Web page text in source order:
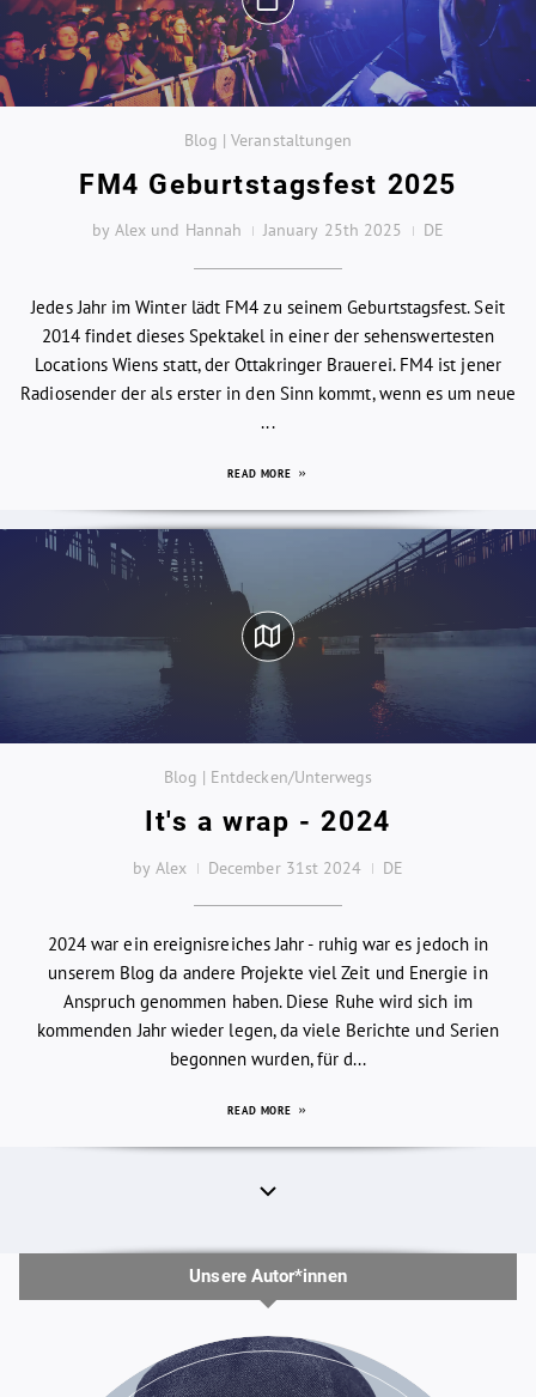
Blog | Veranstaltungen
FM4 Geburtstagsfest 2025
by Alex und Hannah January 25th 2025 DE
Jedes Jahr im Winter lädt FM4 zu seinem Geburtstagsfest. Seit
2014 findet dieses Spektakel in einer der sehenswertesten
Locations Wiens statt, der Ottakringer Brauerei. FM4 ist jener
Radiosender der als erster in den Sinn kommt, wenn es um neue
...
READ MORE
Blog | Entdecken/Unterwegs
It's a wrap - 2024
by Alex December 31st 2024 DE
2024 war ein ereignisreiches Jahr - ruhig war es jedoch in
unserem Blog da andere Projekte viel Zeit und Energie in
Anspruch genommen haben. Diese Ruhe wird sich im
kommenden Jahr wieder legen, da viele Berichte und Serien
begonnen wurden, für d...
READ MORE
Unsere Autor*innen